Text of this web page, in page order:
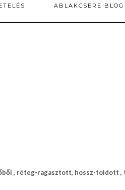
ABLAKCSERE BLOG
, réteg-ragasztott, hossz-toldott ,